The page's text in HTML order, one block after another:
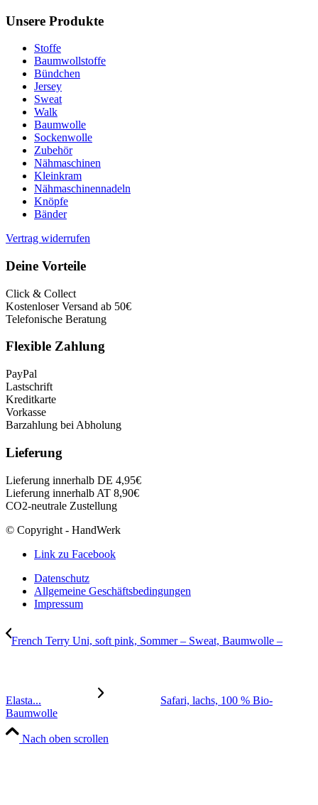
Unsere Produkte
Stoffe
Baumwollstoffe
Bündchen
Jersey
Sweat
Walk
Baumwolle
Sockenwolle
Zubehör
Nähmaschinen
Kleinkram
Nähmaschinennadeln
Knöpfe
Bänder
Vertrag widerrufen
Deine Vorteile
Click & Collect
Kostenloser Versand ab 50€
Telefonische Beratung
Flexible Zahlung
PayPal
Lastschrift
Kreditkarte
Vorkasse
Barzahlung bei Abholung
Lieferung
Lieferung innerhalb DE 4,95€
Lieferung innerhalb AT 8,90€
CO2-neutrale Zustellung
© Copyright - HandWerk
Link zu Facebook
Datenschutz
Allgemeine Geschäftsbedingungen
Impressum
French Terry Uni, soft pink, Sommer – Sweat, Baumwolle –
Elasta...
Safari, lachs, 100 % Bio-
Baumwolle
Nach oben scrollen